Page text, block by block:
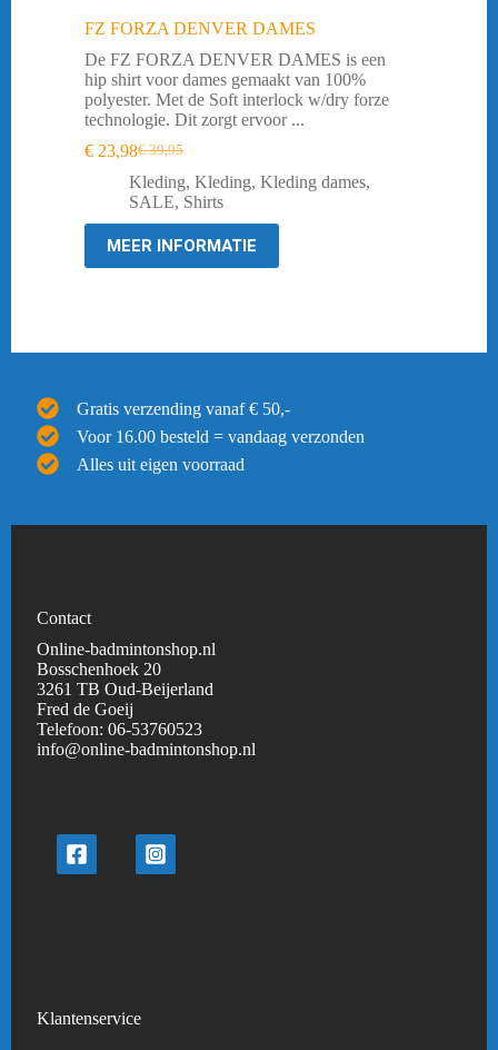
FZ FORZA DENVER DAMES
De FZ FORZA DENVER DAMES is een
hip shirt voor dames gemaakt van 100%
polyester. Met de Soft interlock w/dry forze
technologie. Dit zorgt ervoor ...
€39,95
Oorspronkelijke
prijs
was:
€ 23,98Huidige
prijs
is:
Kleding, Kleding, Kleding dames,
SALE, Shirts
MEER INFORMATIE
Gratis verzending vanaf € 50,-
Voor 16.00 besteld = vandaag verzonden
Alles uit eigen voorraad
Contact
Online-badmintonshop.nl
Bosschenhoek 20
3261 TB Oud-Beijerland
Fred de Goeij
Telefoon:06-53760523
info@online-badmintonshop.nl
Klantenservice